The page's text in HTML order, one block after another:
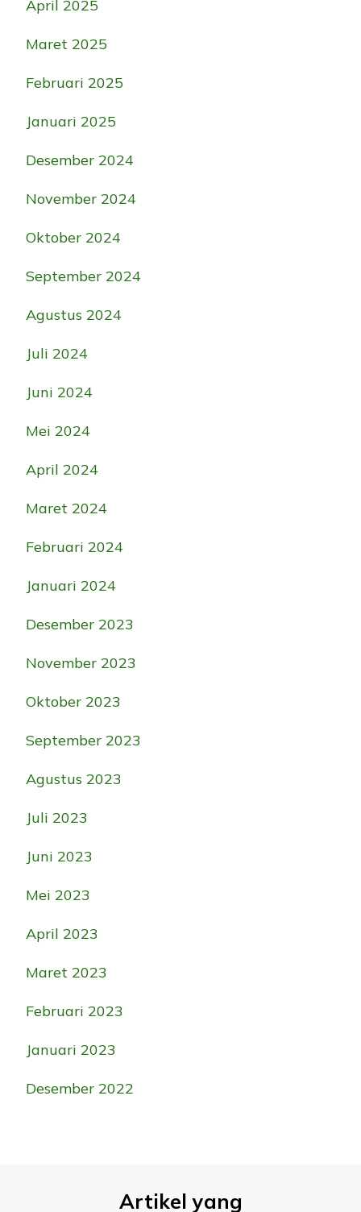
April 2025
Maret 2025
Februari 2025
Januari 2025
Desember 2024
November 2024
Oktober 2024
September 2024
Agustus 2024
Juli 2024
Juni 2024
Mei 2024
April 2024
Maret 2024
Februari 2024
Januari 2024
Desember 2023
November 2023
Oktober 2023
September 2023
Agustus 2023
Juli 2023
Juni 2023
Mei 2023
April 2023
Maret 2023
Februari 2023
Januari 2023
Desember 2022
Artikel yang